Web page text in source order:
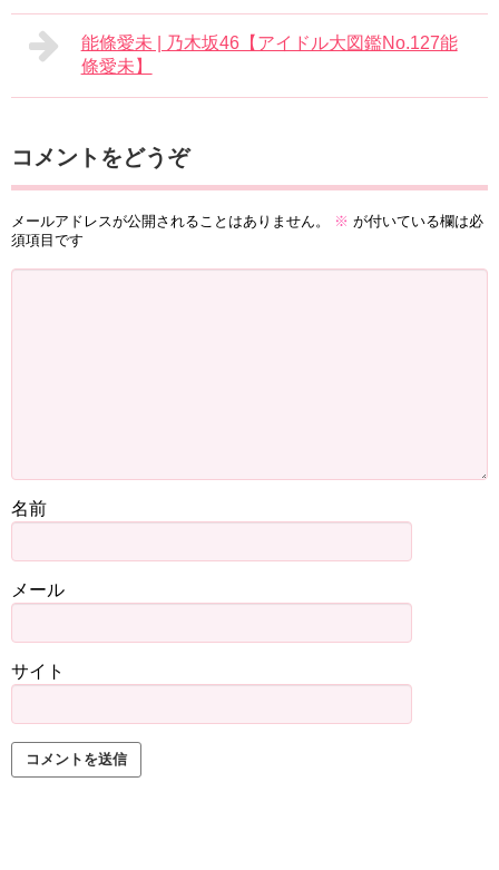
能條愛未 | 乃木坂46【アイドル大図鑑No.127能
條愛未】
コメントをどうぞ
メールアドレスが公開されることはありません。 ※ が付いている欄は必
須項目です
名前
メール
サイト